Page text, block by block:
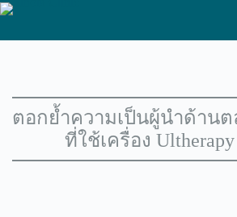
ข้าม
ตอกย้ำความเป็นผู้นำด้าน
ที่ใช้เครื่อง